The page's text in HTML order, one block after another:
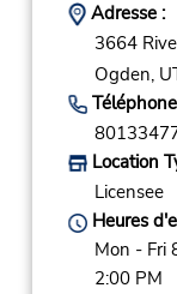
Adresse :
3664
Ogden,
Location
Licensee
Heures
Mon - Fri
2:00 PM